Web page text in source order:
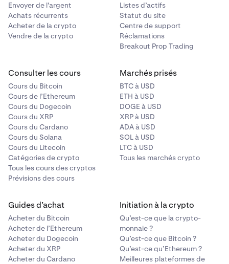
Envoyer de l'argent
Achats récurrents
Acheter de la crypto
Vendre de la crypto
Listes d’actifs
Statut du site
Centre de support
Réclamations
Breakout Prop Trading
Consulter les cours
Cours du Bitcoin
Cours de l’Ethereum
Cours du Dogecoin
Cours du XRP
Cours du Cardano
Cours du Solana
Cours du Litecoin
Catégories de crypto
Tous les cours des cryptos
Prévisions des cours
Marchés prisés
BTC à USD
ETH à USD
DOGE à USD
XRP à USD
ADA à USD
SOL à USD
LTC à USD
Tous les marchés crypto
Guides d’achat
Acheter du Bitcoin
Acheter de l’Ethereum
Acheter du Dogecoin
Acheter du XRP
Acheter du Cardano
Initiation à la crypto
Qu’est-ce que la crypto-
monnaie ?
Qu’est-ce que Bitcoin ?
Qu’est-ce qu’Ethereum ?
Meilleures plateformes de